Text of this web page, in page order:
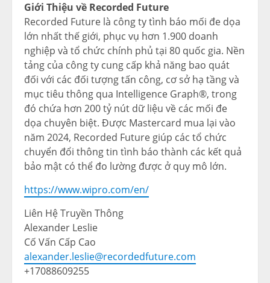
Giới Thiệu về Recorded Future
Recorded Future là công ty tình báo mối đe dọa
lớn nhất thế giới, phục vụ hơn 1.900 doanh
nghiệp và tổ chức chính phủ tại 80 quốc gia. Nền
tảng của công ty cung cấp khả năng bao quát
đối với các đối tượng tấn công, cơ sở hạ tầng và
mục tiêu thông qua Intelligence Graph®, trong
đó chứa hơn 200 tỷ nút dữ liệu về các mối đe
dọa chuyên biệt. Được Mastercard mua lại vào
năm 2024, Recorded Future giúp các tổ chức
chuyển đổi thông tin tình báo thành các kết quả
bảo mật có thể đo lường được ở quy mô lớn.
https://www.wipro.com/en/
Liên Hệ Truyền Thông
Alexander Leslie
Cố Vấn Cấp Cao
alexander.leslie@recordedfuture.com
+17088609255